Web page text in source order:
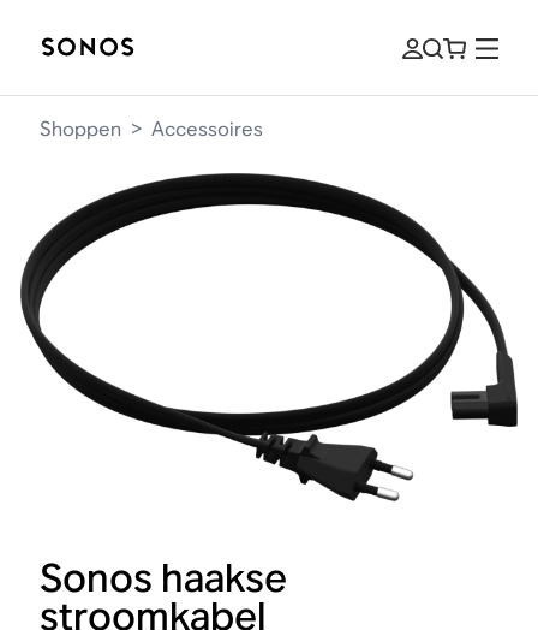
Shoppen > Accessoires
Sonos haakse
stroomkabel